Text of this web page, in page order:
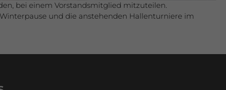
bei einem Vorstandsmitglied mitzuteilen.
und die anstehenden Hallenturniere im